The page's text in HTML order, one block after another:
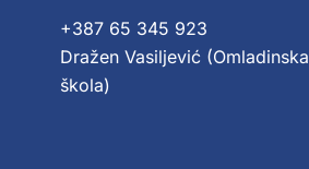
+387 65 345 923
Dražen Vasiljević (Omladinska
škola)